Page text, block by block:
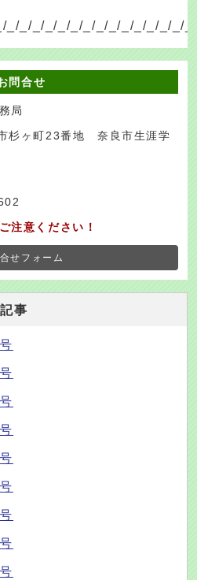
_/_/_/_/_/_/_/_/_/_/_/_/_/_/
問合せ
局
杉ヶ町23番地 奈良市生涯学
注意ください！
せフォーム
事